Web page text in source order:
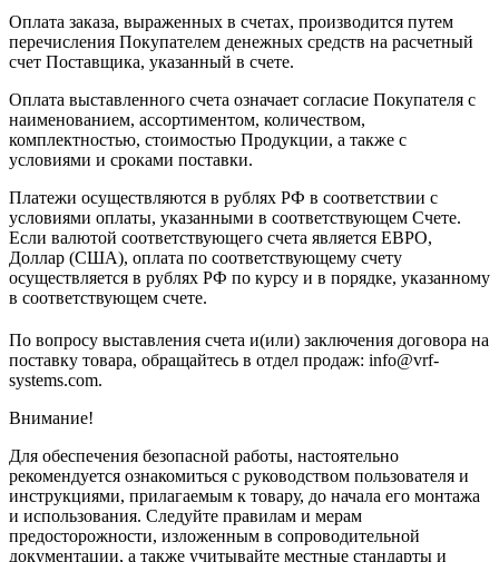
Оплата заказа, выраженных в счетах, производится путем
перечисления Покупателем денежных средств на расчетный
счет Поставщика, указанный в счете.
Оплата выставленного счета означает согласие Покупателя с
наименованием, ассортиментом, количеством,
комплектностью, стоимостью Продукции, а также с
условиями и сроками поставки.
Платежи осуществляются в рублях РФ в соответствии с
условиями оплаты, указанными в соответствующем Счете.
Если валютой соответствующего счета является ЕВРО,
Доллар (США), оплата по соответствующему cчету
осуществляется в рублях РФ по курсу и в порядке, указанному
в соответствующем cчете.
По вопросу выставления счета и(или) заключения договора на
поставку товара, обращайтесь в отдел продаж: info@vrf-
systems.com.
Внимание!
Для обеспечения безопасной работы, настоятельно
рекомендуется ознакомиться с руководством пользователя и
инструкциями, прилагаемым к товару, до начала его монтажа
и использования. Следуйте правилам и мерам
предосторожности, изложенным в сопроводительной
документации, а также учитывайте местные стандарты и